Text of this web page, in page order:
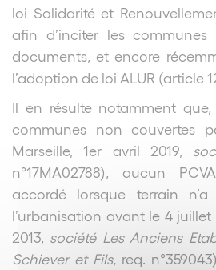
loi Solidarité et
afin d’inciter les
documents, et encore
l’adoption de loi ALUR (article
Il en résulte notamment
communes non couvertes
Marseille, 1er avril 2019,
n°17MA02788), aucun
accordé lorsque terrain
l’urbanisation avant le 4
2013, société Les Anciens
Schiever et Fils, req.